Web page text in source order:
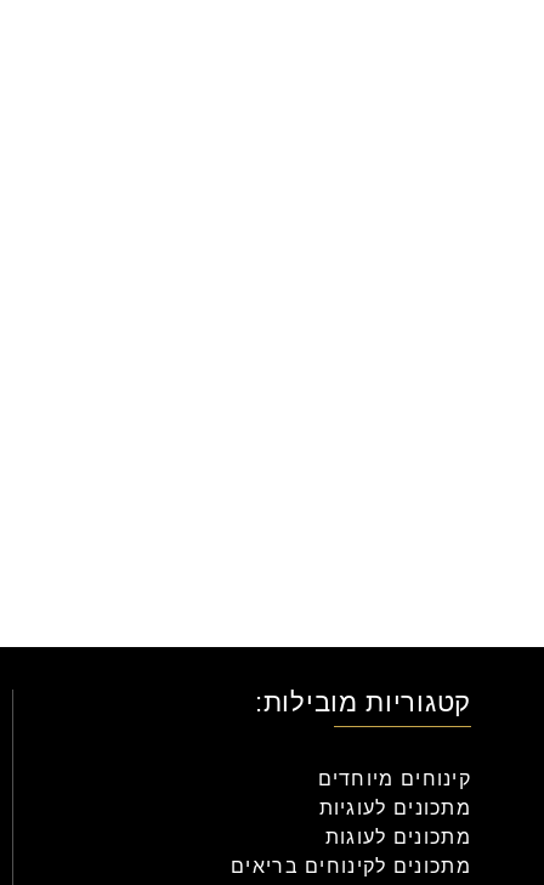
קטגוריות מובילות:
קינוחים מיוחדים
מתכונים לעוגיות
מתכונים לעוגות
מתכונים לקינוחים בריאים